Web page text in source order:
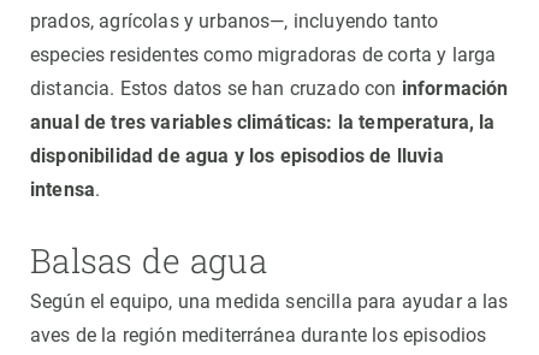
prados, agrícolas y urbanos—, incluyendo tanto
especies residentes como migradoras de corta y larga
distancia. Estos datos se han cruzado con información
anual de tres variables climáticas: la temperatura, la
disponibilidad de agua y los episodios de lluvia
intensa.
Balsas de agua
Según el equipo, una medida sencilla para ayudar a las
aves de la región mediterránea durante los episodios